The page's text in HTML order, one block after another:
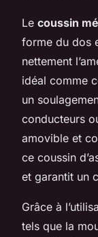
Le coussin
forme du dos
nettement
idéal comme
un
conducteurs
amovible et
ce coussin
et garantit un
Grâce à
tels que la